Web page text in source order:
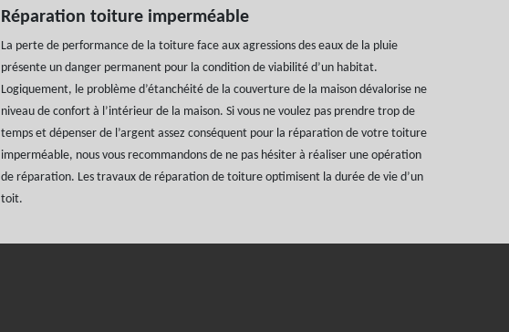
Réparation toiture imperméable
La perte de performance de la toiture face aux agressions des eaux de la pluie
présente un danger permanent pour la condition de viabilité d’un habitat.
Logiquement, le problème d’étanchéité de la couverture de la maison dévalorise ne
niveau de confort à l’intérieur de la maison. Si vous ne voulez pas prendre trop de
temps et dépenser de l’argent assez conséquent pour la réparation de votre toiture
imperméable, nous vous recommandons de ne pas hésiter à réaliser une opération
de réparation. Les travaux de réparation de toiture optimisent la durée de vie d’un
toit.